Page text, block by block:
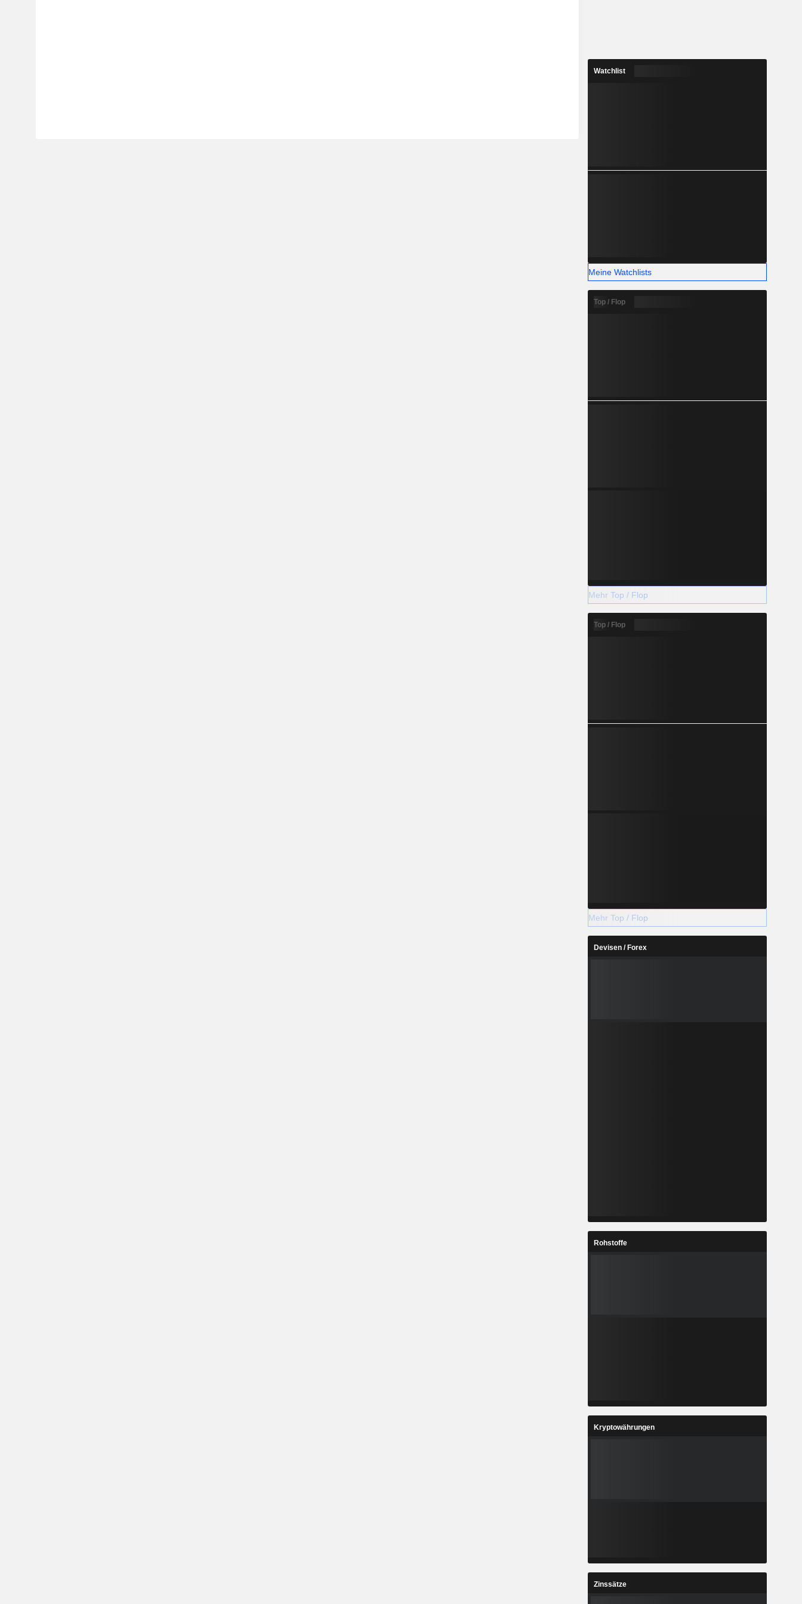
Watchlist
Meine Watchlists
Top / Flop
Mehr Top / Flop
Top / Flop
Mehr Top / Flop
Devisen / Forex
Rohstoffe
Kryptowährungen
Zinssätze